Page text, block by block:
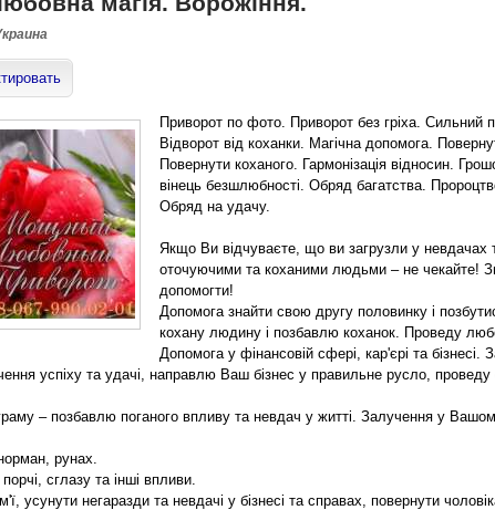
Приворот по фото. Приворот без гріха. Сильний
Відворот від коханки. Магічна допомога.
Повернути коханого. Гармонізація відносин.
вінець безшлюбності. Обряд багатства.
Обряд на удачу.
Якщо Ви відчуваєте, що ви загрузли у невдачах
оточуючими та коханими людьми – не чекайте!
допомогти!
Допомога знайти свою другу половинку і
кохану людину і позбавлю коханок. Проведу
Допомога у фінансовій сфері, кар'єрі та
успіху та удачі, направлю Ваш бізнес у правильне русло,
– позбавлю поганого впливу та невдач у житті. Залучення у
рунах.
сглазу та інші впливи.
усунути негаразди та невдачі у бізнесі та справах, повернути